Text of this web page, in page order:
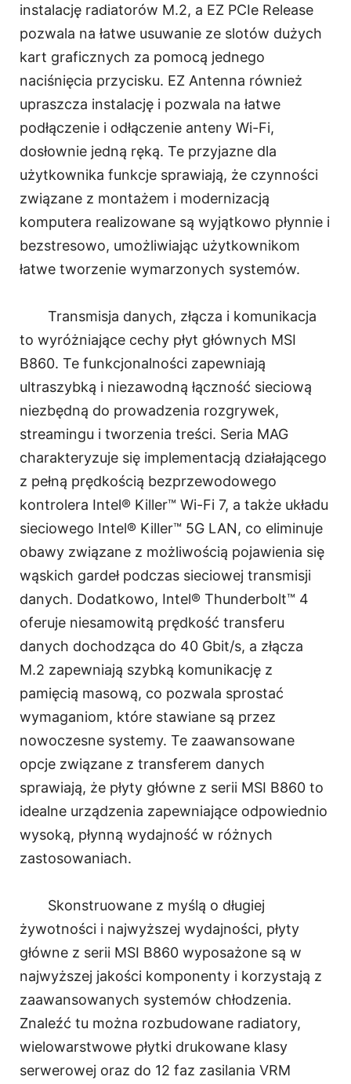
instalację radiatorów M.2, a EZ PCIe Release
pozwala na łatwe usuwanie ze slotów dużych
kart graficznych za pomocą jednego
naciśnięcia przycisku. EZ Antenna również
upraszcza instalację i pozwala na łatwe
podłączenie i odłączenie anteny Wi-Fi,
dosłownie jedną ręką. Te przyjazne dla
użytkownika funkcje sprawiają, że czynności
związane z montażem i modernizacją
komputera realizowane są wyjątkowo płynnie i
bezstresowo, umożliwiając użytkownikom
łatwe tworzenie wymarzonych systemów.
Transmisja danych, złącza i komunikacja
to wyróżniające cechy płyt głównych MSI
B860. Te funkcjonalności zapewniają
ultraszybką i niezawodną łączność sieciową
niezbędną do prowadzenia rozgrywek,
streamingu i tworzenia treści. Seria MAG
charakteryzuje się implementacją działającego
z pełną prędkością bezprzewodowego
kontrolera Intel® Killer™ Wi-Fi 7, a także układu
sieciowego Intel® Killer™ 5G LAN, co eliminuje
obawy związane z możliwością pojawienia się
wąskich gardeł podczas sieciowej transmisji
danych. Dodatkowo, Intel® Thunderbolt™ 4
oferuje niesamowitą prędkość transferu
danych dochodząca do 40 Gbit/s, a złącza
M.2 zapewniają szybką komunikację z
pamięcią masową, co pozwala sprostać
wymaganiom, które stawiane są przez
nowoczesne systemy. Te zaawansowane
opcje związane z transferem danych
sprawiają, że płyty główne z serii MSI B860 to
idealne urządzenia zapewniające odpowiednio
wysoką, płynną wydajność w różnych
zastosowaniach.
Skonstruowane z myślą o długiej
żywotności i najwyższej wydajności, płyty
główne z serii MSI B860 wyposażone są w
najwyższej jakości komponenty i korzystają z
zaawansowanych systemów chłodzenia.
Znaleźć tu można rozbudowane radiatory,
wielowarstwowe płytki drukowane klasy
serwerowej oraz do 12 faz zasilania VRM